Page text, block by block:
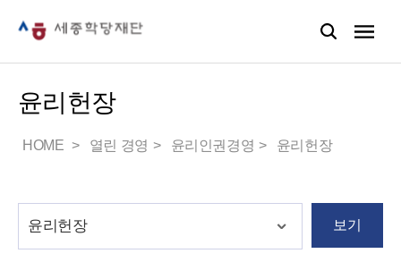
윤리헌장
HOME 열린 경영 윤리인권경영 윤리헌장
보기